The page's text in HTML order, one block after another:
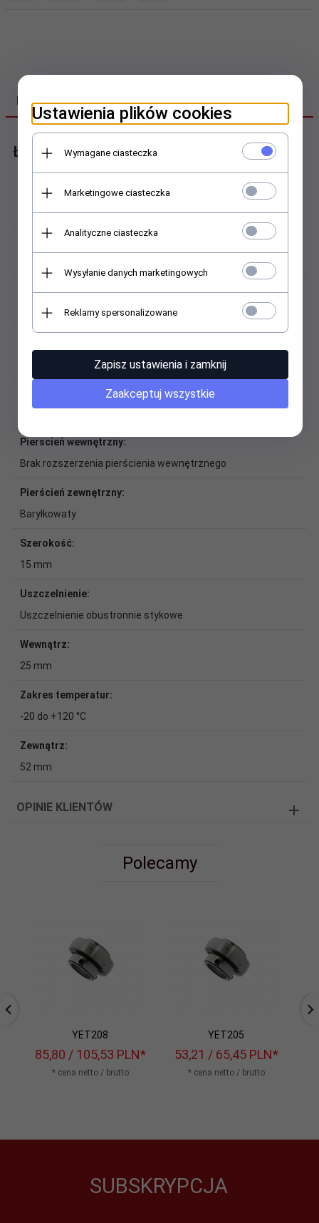
DANE TECHNICZNE
Łożysko samonastawne
Dokładność obrotu:
Klasa tolerancji P0/PN lub ABEC 1
Masa:
Materiał:
Standardowa stal łożyskowa
Brak możliwości dodatkowego mocowania
Pierscień wewnętrzny:
Brak rozszerzenia pierścienia wewnętrznego
Pierścień zewnętrzny:
Baryłkowaty
Szerokość:
15 mm
Uszczelnienie:
Uszczelnienie obustronnie stykowe
Wewnątrz:
25 mm
Zakres temperatur:
-20 do +120 °C
Zewnątrz:
52 mm
OPINIE KLIENTÓW
Polecamy
YET208
85,80 / 105,53 PLN*
* cena netto / brutto
YET205
53,21 / 65,45 PLN*
* cena netto / brutto
SUBSKRYPCJA
Ustawienia plików cookies
Wymagane ciasteczka
Marketingowe ciasteczka
Analityczne ciasteczka
Wysyłanie danych marketingowych
Reklamy spersonalizowane
Zapisz ustawienia i zamknij
Zaakceptuj wszystkie